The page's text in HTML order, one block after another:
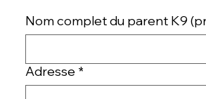
Nom complet du parent K9
Adresse *